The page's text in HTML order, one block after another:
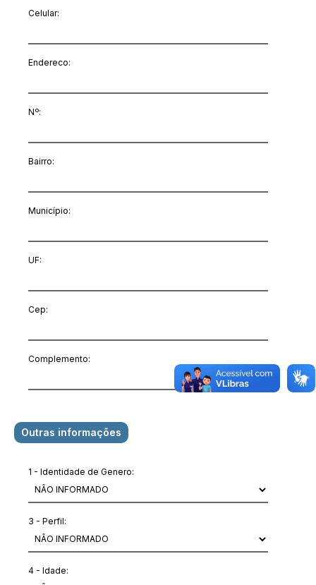
Celular:
Endereco:
Nº:
Bairro:
Município:
UF:
Cep:
Complemento:
Outras informações
1 - Identidade de Genero:
3 - Perfil:
4 - Idade: